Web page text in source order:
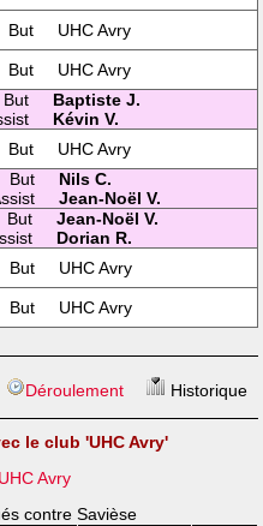
But UHC Avry
But UHC Avry
But
Baptiste J.
Kévin V.
But UHC Avry
But
Nils C.
Jean-Noël V.
But
Jean-Noël V.
Dorian R.
But UHC Avry
But UHC Avry
Déroulement Historique
le club 'UHC Avry'
UHC Avry
contre Savièse